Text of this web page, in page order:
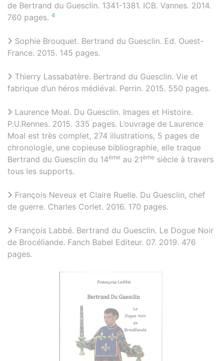
de Bertrand du Guesclin. 1341-1381. ICB. Vannes. 2014.
760 pages. 4
Sophie Brouquet. Bertrand du Guesclin. Ed. Ouest-
France. 2015. 145 pages.
Thierry Lassabatère. Bertrand du Guesclin. Vie et
fabrique d’un héros médiéval. Perrin. 2015. 550 pages.
Laurence Moal. Du Guesclin. Images et Histoire.
P.U.Rennes. 2015. 335 pages. L’ouvrage de Laurence
Moal est très complet, 274 illustrations, 5 pages de
chronologie, une copieuse bibliographie, elle traque
Bertrand du Guesclin du 14ème au 21ème siècle à travers
tous les supports.
François Neveux et Claire Ruelle. Du Guesclin, chef
de guerre. Charles Corlet. 2016. 170 pages.
François Labbé. Bertrand du Guesclin. Le Dogue Noir
de Brocéliande. Fanch Babel Editeur. 07. 2019. 476
pages.